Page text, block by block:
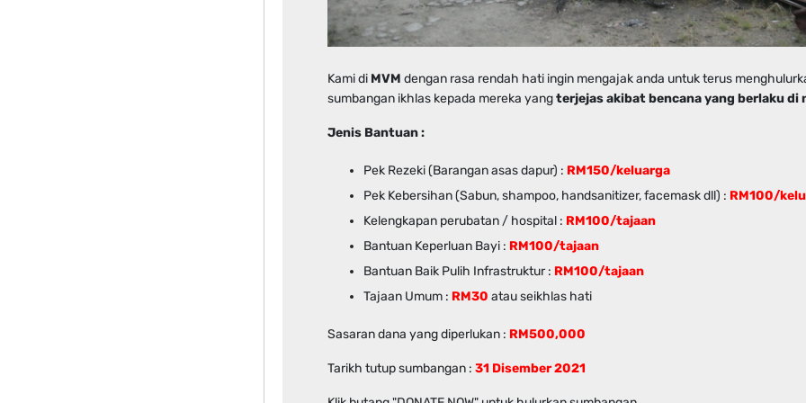
Kami di MVM dengan rasa rendah hati ingin mengajak anda untuk terus
sumbangan ikhlas kepada mereka yangterjejas akibat bencana yang berlaku di
Jenis Bantuan :
Pek Rezeki (Barangan asas dapur) : RM150/keluarga
Pek Kebersihan (Sabun, shampoo, handsanitizer, facemask dll) : RM100/
Kelengkapan perubatan / hospital : RM100/tajaan
Bantuan Keperluan Bayi : RM100/tajaan
Bantuan Baik Pulih Infrastruktur : RM100/tajaan
Tajaan Umum : RM30 atau seikhlas hati
Sasaran dana yang diperlukan : RM500,000
Tarikh tutup sumbangan : 31 Disember 2021